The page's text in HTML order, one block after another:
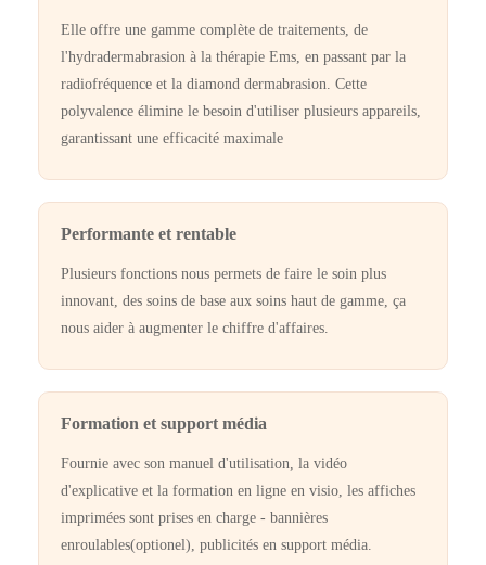
Elle offre une gamme complète de traitements, de
l'hydradermabrasion à la thérapie Ems, en passant par la
radiofréquence et la diamond dermabrasion. Cette
polyvalence élimine le besoin d'utiliser plusieurs appareils,
garantissant une efficacité maximale
Performante et rentable
Plusieurs fonctions nous permets de faire le soin plus
innovant, des soins de base aux soins haut de gamme, ça
nous aider à augmenter le chiffre d'affaires.
Formation et support média
Fournie avec son manuel d'utilisation, la vidéo
d'explicative et la formation en ligne en visio, les affiches
imprimées sont prises en charge - bannières
enroulables(optionel), publicités en support média.